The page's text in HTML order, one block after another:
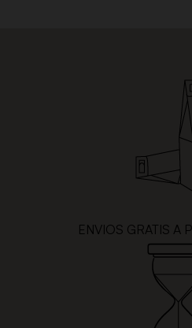
ENVIOS GRATIS A